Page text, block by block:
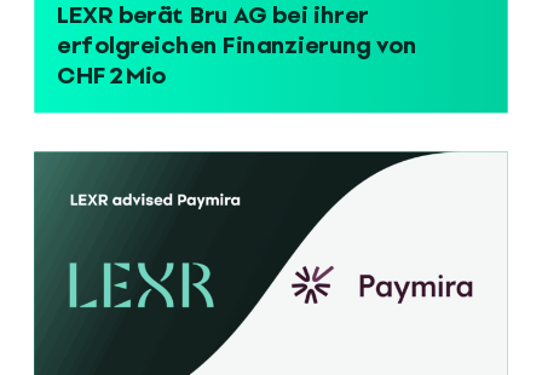
LEXR berät Bru AG bei ihrer
erfolgreichen Finanzierung von
CHF 2 Mio